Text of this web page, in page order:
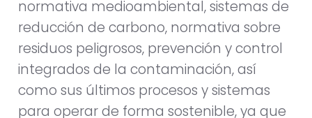
normativa medioambiental, sistemas de
reducción de carbono, normativa sobre
residuos peligrosos, prevención y control
integrados de la contaminación, así
como sus últimos procesos y sistemas
para operar de forma sostenible, ya que